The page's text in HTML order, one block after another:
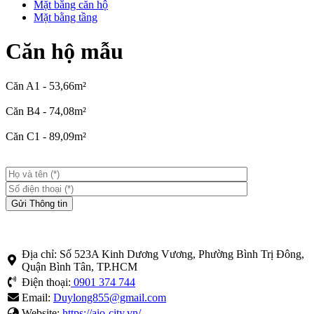
Mặt bằng căn hộ
Mặt bằng tầng
Căn hộ mẫu
Căn A1 - 53,66m²
Căn B4 - 74,08m²
Căn C1 - 89,09m²
Địa chỉ: Số 523A Kinh Dương Vương, Phường Bình Trị Đông,
Quận Bình Tân, TP.HCM
Điện thoại: 0901 374 744
Email: Duylong855@gmail.com